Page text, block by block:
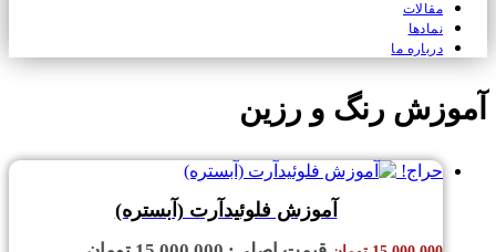
مقالات
نمادها
درباره ما
آموزش رنگ و رزین
حراج!
آموزش فلوئیدآرت (آبستره)